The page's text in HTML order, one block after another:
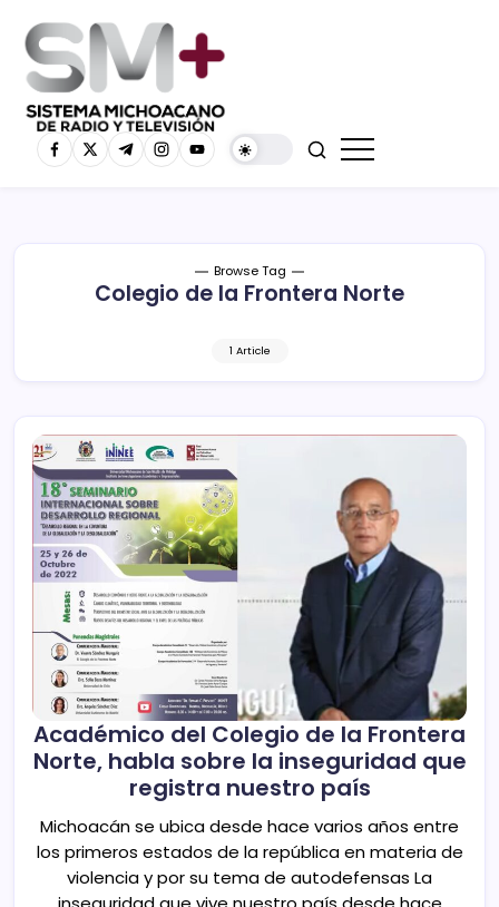
Browse Tag
Colegio de la Frontera Norte
1 Article
Académico del Colegio de la Frontera
Norte, habla sobre la inseguridad que
registra nuestro país
Michoacán se ubica desde hace varios años entre
los primeros estados de la república en materia de
violencia y por su tema de autodefensas La